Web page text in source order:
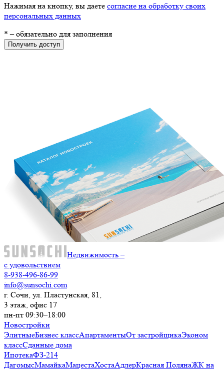
Нажимая на кнопку, вы даете согласие на обработку своих
персональных данных
* – обязательно для заполнения
Получить доступ
Недвижимость –
с удовольствием
8-938-496-86-99
info@sunsochi.com
г. Сочи, ул. Пластунская, 81,
3 этаж, офис 17
пн-пт 09:30–18:00
Новостройки
ЭлитныеБизнес классАпартаментыОт застройщикаЭконом
классСданные дома
ИпотекаФЗ-214
ДагомысМамайкаМацестаХостаАдлерКрасная ПолянаЖК на